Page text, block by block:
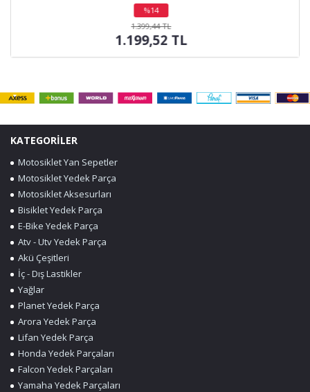
indirim
1.399,44 TL
1.199,52 TL
KATEGORİLER
Motosiklet Yan Sepetler
Motosiklet Yedek Parça
Motosiklet Aksesurları
Bisiklet Yedek Parça
E-Bike Yedek Parça
Atv - Utv Yedek Parça
Akü Çeşitleri
İç - Dış Lastikler
Yağlar
Planet Yedek Parça
Arora Yedek Parça
Lifan Yedek Parça
Honda Yedek Parçaları
Falcon Yedek Parçaları
Yamaha Yedek Parçaları